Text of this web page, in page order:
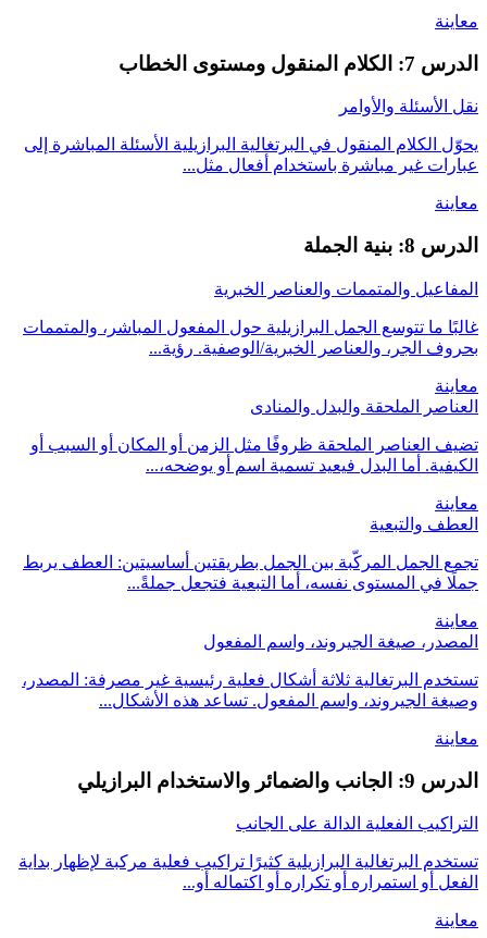
معاينة
الدرس 7: الكلام المنقول ومستوى الخطاب
نقل الأسئلة والأوامر
يحوّل الكلام المنقول في البرتغالية البرازيلية الأسئلة المباشرة إلى
عبارات غير مباشرة باستخدام أفعال مثل...
معاينة
الدرس 8: بنية الجملة
المفاعيل والمتممات والعناصر الخبرية
غالبًا ما تتوسع الجمل البرازيلية حول المفعول المباشر، والمتممات
بحروف الجر، والعناصر الخبرية/الوصفية. رؤية...
معاينة
العناصر الملحقة والبدل والمنادى
تضيف العناصر الملحقة ظروفًا مثل الزمن أو المكان أو السبب أو
الكيفية. أما البدل فيعيد تسمية اسم أو يوضحه،...
معاينة
العطف والتبعية
تجمع الجمل المركّبة بين الجمل بطريقتين أساسيتين: العطف يربط
جملًا في المستوى نفسه، أما التبعية فتجعل جملةً...
معاينة
المصدر، صيغة الجيروند، واسم المفعول
تستخدم البرتغالية ثلاثة أشكال فعلية رئيسية غير مصرفة: المصدر،
وصيغة الجيروند، واسم المفعول. تساعد هذه الأشكال...
معاينة
الدرس 9: الجانب والضمائر والاستخدام البرازيلي
التراكيب الفعلية الدالة على الجانب
تستخدم البرتغالية البرازيلية كثيرًا تراكيب فعلية مركبة لإظهار بداية
الفعل أو استمراره أو تكراره أو اكتماله أو...
معاينة